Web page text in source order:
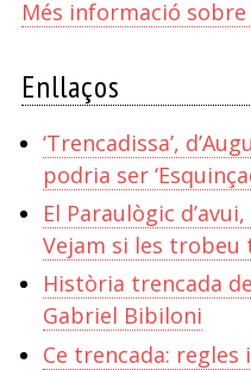
Més informació sobre
Enllaços
‘Trencadissa’,
podria ser
El Paraulògic
Vejam si les trobeu
Història trencada
Gabriel Bibiloni
Ce trencada: regles